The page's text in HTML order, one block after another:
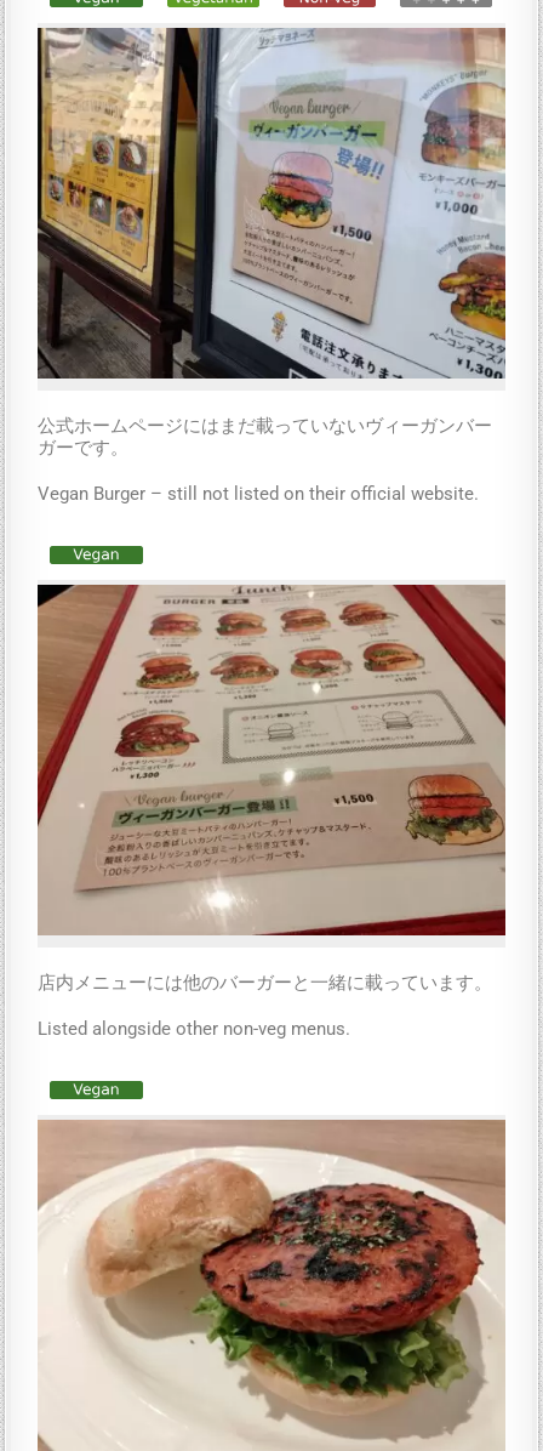
公式ホームページにはまだ載っていないヴィーガンバー
ガーです。
Vegan Burger – still not listed on their official website.
店内メニューには他のバーガーと一緒に載っています。
Listed alongside other non-veg menus.